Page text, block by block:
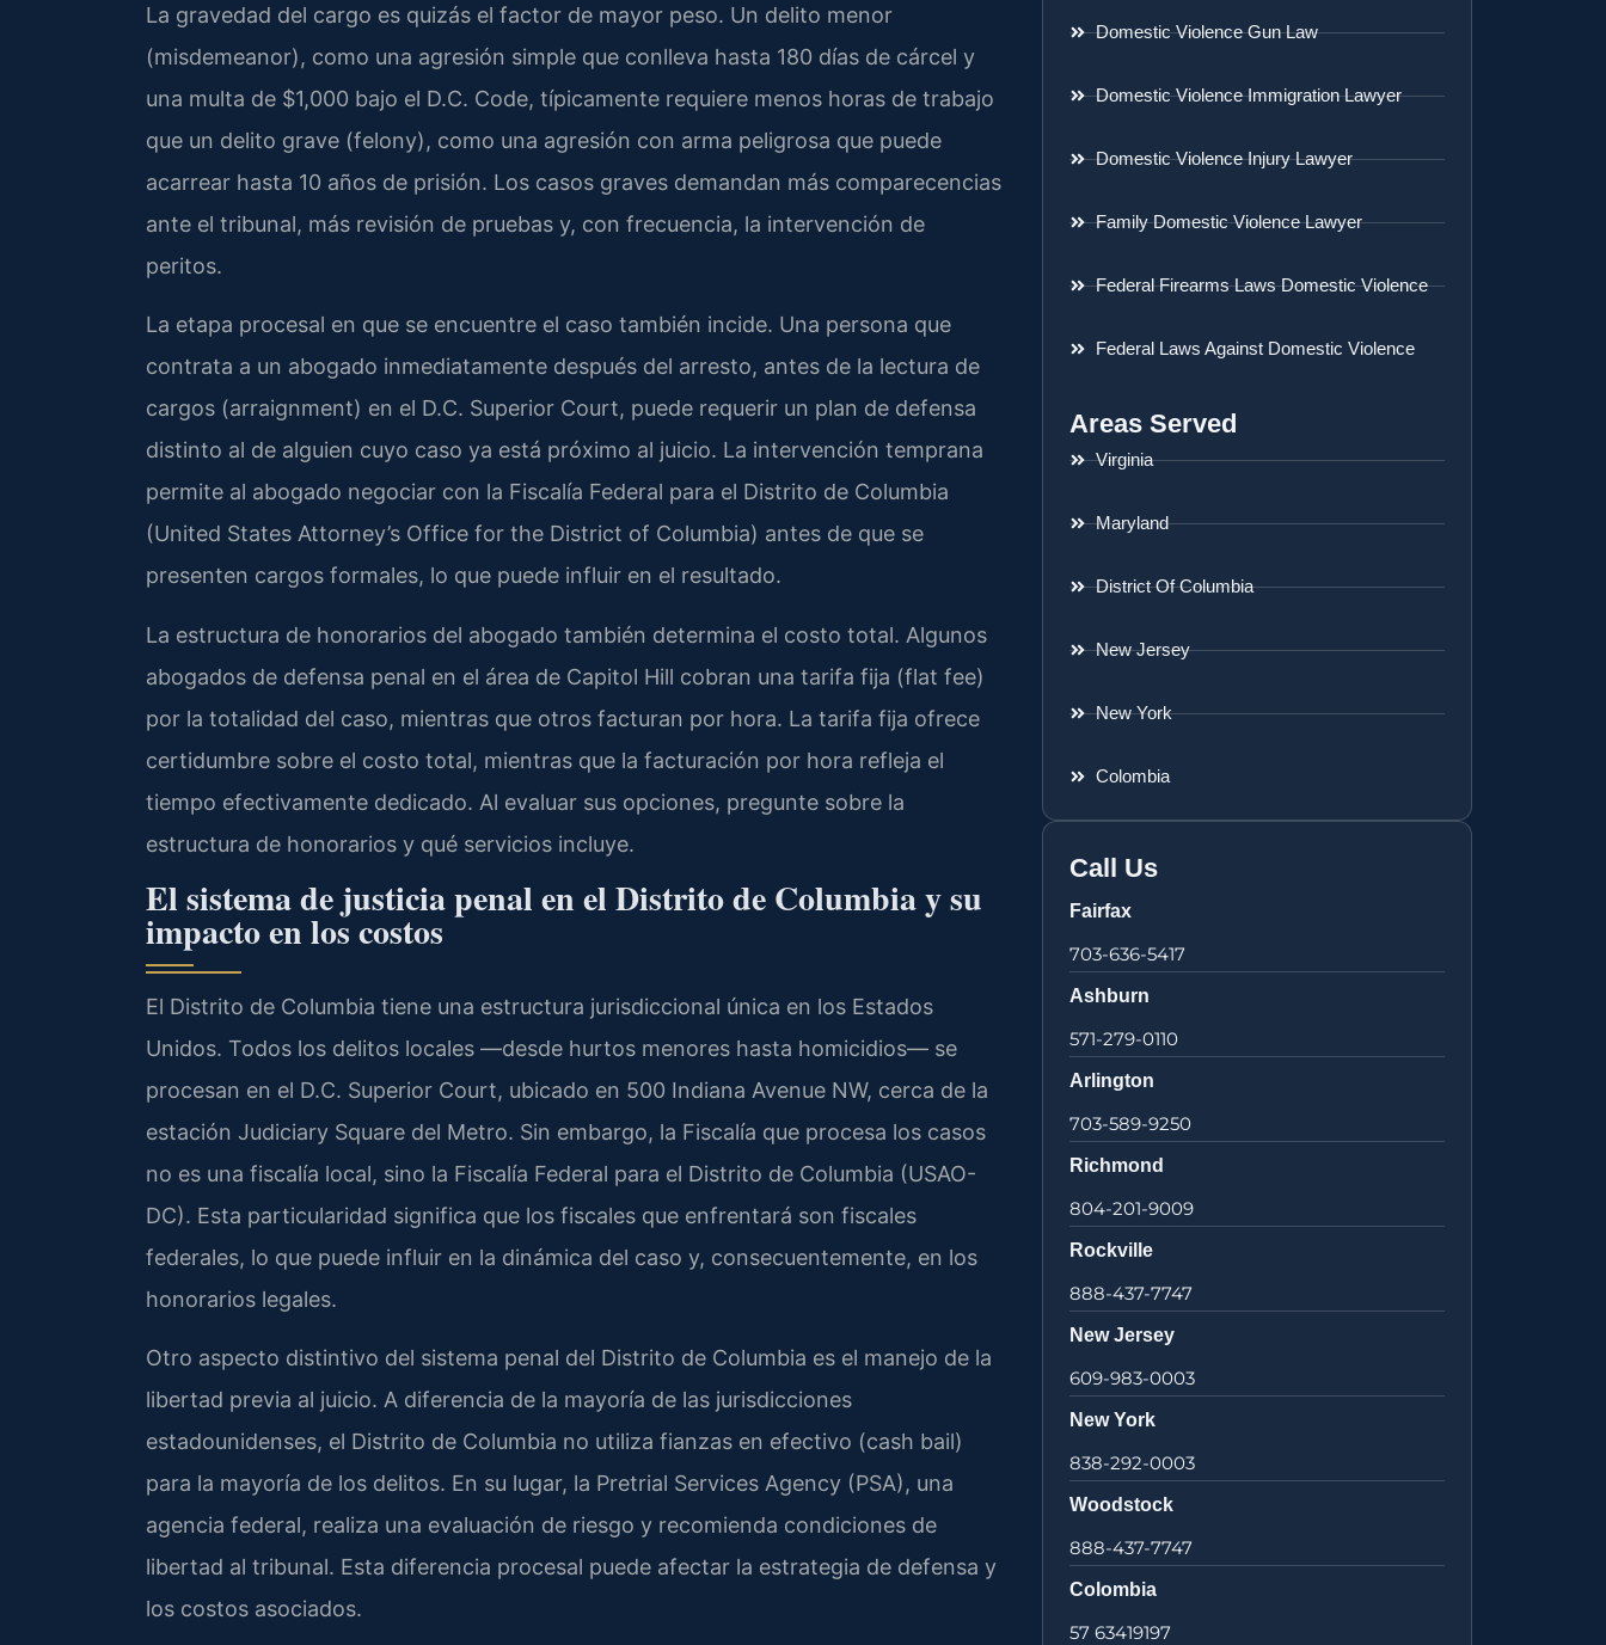
La gravedad del cargo es quizás el factor de mayor peso. Un delito menor
(misdemeanor), como una agresión simple que conlleva hasta 180 días de cárcel y
una multa de $1,000 bajo el D.C. Code, típicamente requiere menos horas de trabajo
que un delito grave (felony), como una agresión con arma peligrosa que puede
acarrear hasta 10 años de prisión. Los casos graves demandan más comparecencias
ante el tribunal, más revisión de pruebas y, con frecuencia, la intervención de
peritos.
La etapa procesal en que se encuentre el caso también incide. Una persona que
contrata a un abogado inmediatamente después del arresto, antes de la lectura de
cargos (arraignment) en el D.C. Superior Court, puede requerir un plan de defensa
distinto al de alguien cuyo caso ya está próximo al juicio. La intervención temprana
permite al abogado negociar con la Fiscalía Federal para el Distrito de Columbia
(United States Attorney’s Office for the District of Columbia) antes de que se
presenten cargos formales, lo que puede influir en el resultado.
La estructura de honorarios del abogado también determina el costo total. Algunos
abogados de defensa penal en el área de Capitol Hill cobran una tarifa fija (flat fee)
por la totalidad del caso, mientras que otros facturan por hora. La tarifa fija ofrece
certidumbre sobre el costo total, mientras que la facturación por hora refleja el
tiempo efectivamente dedicado. Al evaluar sus opciones, pregunte sobre la
estructura de honorarios y qué servicios incluye.
El sistema de justicia penal en el Distrito de Columbia y su
impacto en los costos
El Distrito de Columbia tiene una estructura jurisdiccional única en los Estados
Unidos. Todos los delitos locales —desde hurtos menores hasta homicidios— se
procesan en el D.C. Superior Court, ubicado en 500 Indiana Avenue NW, cerca de la
estación Judiciary Square del Metro. Sin embargo, la Fiscalía que procesa los casos
no es una fiscalía local, sino la Fiscalía Federal para el Distrito de Columbia (USAO-
DC). Esta particularidad significa que los fiscales que enfrentará son fiscales
federales, lo que puede influir en la dinámica del caso y, consecuentemente, en los
honorarios legales.
Otro aspecto distintivo del sistema penal del Distrito de Columbia es el manejo de la
libertad previa al juicio. A diferencia de la mayoría de las jurisdicciones
estadounidenses, el Distrito de Columbia no utiliza fianzas en efectivo (cash bail)
para la mayoría de los delitos. En su lugar, la Pretrial Services Agency (PSA), una
agencia federal, realiza una evaluación de riesgo y recomienda condiciones de
libertad al tribunal. Esta diferencia procesal puede afectar la estrategia de defensa y
los costos asociados.
Domestic Violence Gun Law
Domestic Violence Immigration Lawyer
Domestic Violence Injury Lawyer
Family Domestic Violence Lawyer
Federal Firearms Laws Domestic Violence
Federal Laws Against Domestic Violence
Areas Served
Virginia
Maryland
District Of Columbia
New Jersey
New York
Colombia
Call Us
Fairfax
703-636-5417
Ashburn
571-279-0110
Arlington
703-589-9250
Richmond
804-201-9009
Rockville
888-437-7747
New Jersey
609-983-0003
New York
838-292-0003
Woodstock
888-437-7747
Colombia
57 63419197